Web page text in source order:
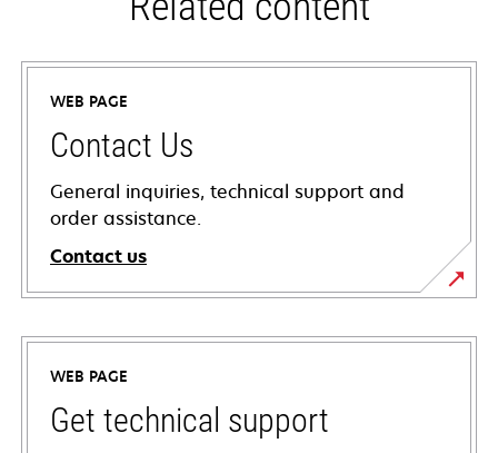
WEB PAGE
Contact Us
General inquiries, technical support and
order assistance.
Contact us
WEB PAGE
Get technical support